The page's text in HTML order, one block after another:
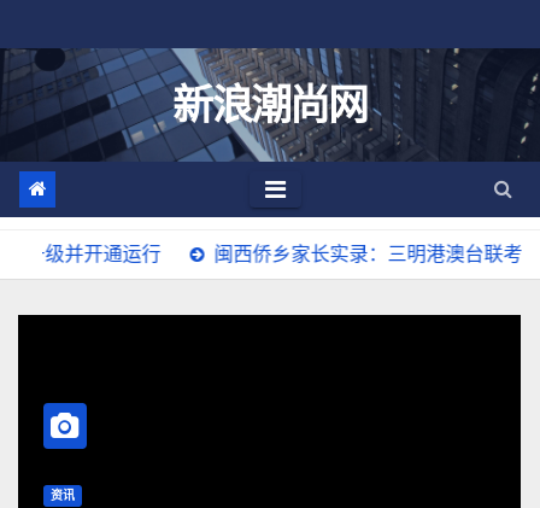
至
新浪潮尚网
闽西侨乡家长实录：三明港澳台联考培训机构稀缺，
资讯